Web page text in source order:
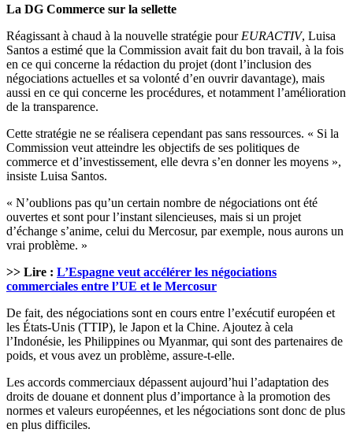
La DG Commerce sur la sellette
Réagissant à chaud à la nouvelle stratégie pour EURACTIV, Luisa
Santos a estimé que la Commission avait fait du bon travail, à la fois
en ce qui concerne la rédaction du projet (dont l’inclusion des
négociations actuelles et sa volonté d’en ouvrir davantage), mais
aussi en ce qui concerne les procédures, et notamment l’amélioration
de la transparence.
Cette stratégie ne se réalisera cependant pas sans ressources. « Si la
Commission veut atteindre les objectifs de ses politiques de
commerce et d’investissement, elle devra s’en donner les moyens »,
insiste Luisa Santos.
« N’oublions pas qu’un certain nombre de négociations ont été
ouvertes et sont pour l’instant silencieuses, mais si un projet
d’échange s’anime, celui du Mercosur, par exemple, nous aurons un
vrai problème. »
>> Lire : L’Espagne veut accélérer les négociations
commerciales entre l’UE et le Mercosur
De fait, des négociations sont en cours entre l’exécutif européen et
les États-Unis (TTIP), le Japon et la Chine. Ajoutez à cela
l’Indonésie, les Philippines ou Myanmar, qui sont des partenaires de
poids, et vous avez un problème, assure-t-elle.
Les accords commerciaux dépassent aujourd’hui l’adaptation des
droits de douane et donnent plus d’importance à la promotion des
normes et valeurs européennes, et les négociations sont donc de plus
en plus difficiles.